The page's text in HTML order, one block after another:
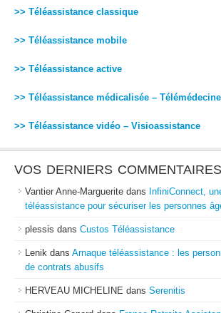
>> Téléassistance classique
>> Téléassistance mobile
>> Téléassistance active
>> Téléassistance médicalisée – Télémédecine
>> Téléassistance vidéo – Visioassistance
VOS DERNIERS COMMENTAIRES
Vantier Anne-Marguerite dans InfiniConnect,
téléassistance pour sécuriser les personnes
plessis dans Custos Téléassistance
Lenik dans Arnaque téléassistance : les
de contrats abusifs
HERVEAU MICHELINE dans Serenitis